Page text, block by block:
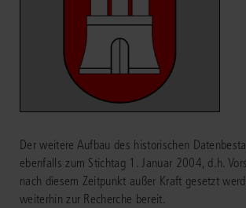
Der weitere Aufbau des historischen
ebenfalls zum Stichtag 1. Januar 2004, d.h.
nach diesem Zeitpunkt außer Kraft gesetzt
weiterhin zur Recherche bereit.